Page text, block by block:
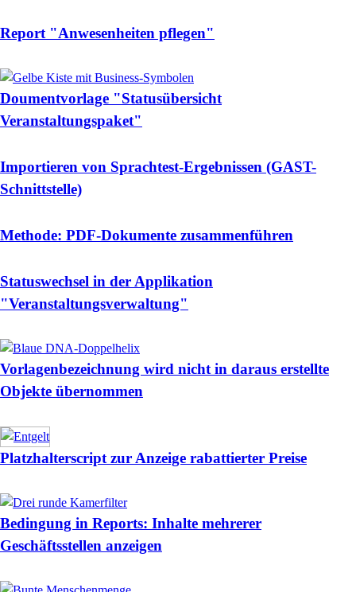
Report "Anwesenheiten pflegen"
Doumentvorlage "Statusübersicht
Veranstaltungspaket"
Importieren von Sprachtest-Ergebnissen (GAST-
Schnittstelle)
Methode: PDF-Dokumente zusammenführen
Statuswechsel in der Applikation
"Veranstaltungsverwaltung"
Vorlagenbezeichnung wird nicht in daraus erstellte
Objekte übernommen
Platzhalterscript zur Anzeige rabattierter Preise
Bedingung in Reports: Inhalte mehrerer
Geschäftsstellen anzeigen